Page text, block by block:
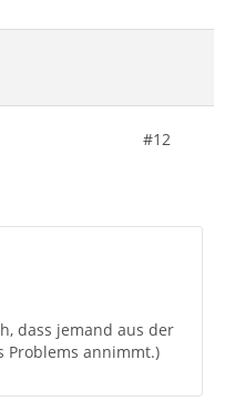
#12
dass jemand aus der
Problems annimmt.)